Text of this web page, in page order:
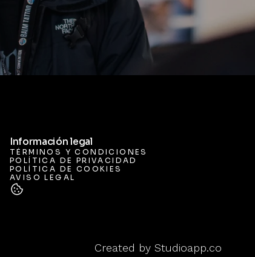
Información legal
TÉRMINOS Y CONDICIONES
TÉRMINOS Y CONDICIONES
POLÍTICA DE PRIVACIDAD
POLÍTICA DE PRIVACIDAD
POLÍTICA DE COOKIES
POLÍTICA DE COOKIES
AVISO LEGAL
AVISO LEGAL
Created by Studioapp.co